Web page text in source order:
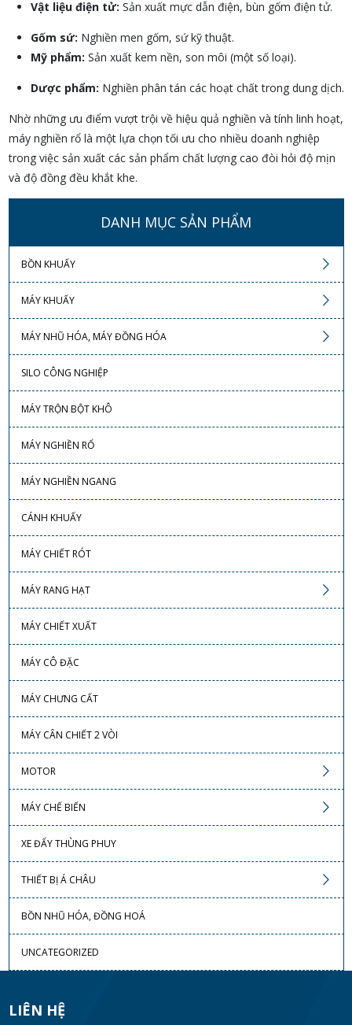
Vật liệu điện tử: Sản xuất mực dẫn điện, bùn gốm điện tử.
Gốm sứ: Nghiền men gốm, sứ kỹ thuật.
Mỹ phẩm: Sản xuất kem nền, son môi (một số loại).
Dược phẩm: Nghiền phân tán các hoạt chất trong dung dịch.
Nhờ những ưu điểm vượt trội về hiệu quả nghiền và tính linh hoạt,
máy nghiền rổ là một lựa chọn tối ưu cho nhiều doanh nghiệp
trong việc sản xuất các sản phẩm chất lượng cao đòi hỏi độ mịn
và độ đồng đều khắt khe.
DANH MỤC SẢN PHẨM
BỒN KHUẤY
MÁY KHUẤY
MÁY NHŨ HÓA, MÁY ĐỒNG HÓA
SILO CÔNG NGHIỆP
MÁY TRỘN BỘT KHÔ
MÁY NGHIỀN RỔ
MÁY NGHIỀN NGANG
CÁNH KHUẤY
MÁY CHIẾT RÓT
MÁY RANG HẠT
MÁY CHIẾT XUẤT
MÁY CÔ ĐẶC
MÁY CHƯNG CẤT
MÁY CÂN CHIẾT 2 VÒI
MOTOR
MÁY CHẾ BIẾN
XE ĐẨY THÙNG PHUY
THIẾT BỊ Á CHÂU
BỒN NHŨ HÓA, ĐỒNG HOÁ
UNCATEGORIZED
LIÊN HỆ